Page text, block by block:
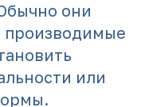
они
производимые
или